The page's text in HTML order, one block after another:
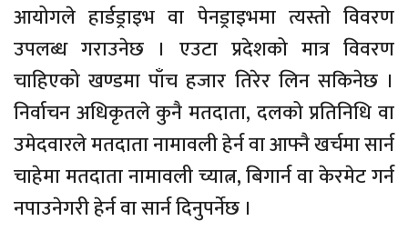
आयोगले हार्डड्राइभ वा पेनड्राइभमा त्यस्तो विवरण
उपलब्ध गराउनेछ । एउटा प्रदेशको मात्र विवरण
चाहिएको खण्डमा पाँच हजार तिरेर लिन सकिनेछ ।
निर्वाचन अधिकृतले कुनै मतदाता, दलको प्रतिनिधि वा
उमेदवारले मतदाता नामावली हेर्न वा आफ्नै खर्चमा सार्न
चाहेमा मतदाता नामावली च्यात्न, बिगार्न वा केरमेट गर्न
नपाउनेगरी हेर्न वा सार्न दिनुपर्नेछ ।